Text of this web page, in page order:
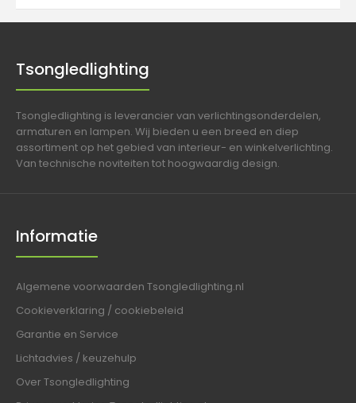
Tsongledlighting
Tsongledlighting is leverancier van verlichtingsonderdelen,
armaturen en lampen. Wij bieden u een breed en diep
assortiment op het gebied van interieur- en winkelverlichting.
Van technische noviteiten tot hoogwaardig design.
Informatie
Algemene voorwaarden Tsongledlighting.nl
Cookieverklaring / cookiebeleid
Garantie en Service
Lichtadvies / keuzehulp
Over Tsongledlighting